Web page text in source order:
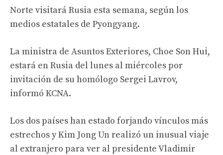
Norte visitará Rusia esta semana, según los
medios estatales de Pyongyang.
La ministra de Asuntos Exteriores, Choe Son Hui,
estará en Rusia del lunes al miércoles por
invitación de su homólogo Sergei Lavrov,
informó KCNA.
Los dos países han estado forjando vínculos más
estrechos y Kim Jong Un realizó un inusual viaje
al extranjero para ver al presidente Vladimir